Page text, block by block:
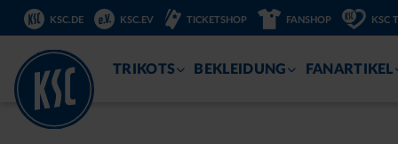
DIREKT
ZUM
KSC.DE KSC.EV TICKETSHOP FANSHOP KSC
TRIKOTS BEKLEIDUNG FANARTIKEL